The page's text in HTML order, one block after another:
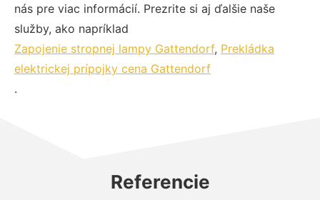
nás pre viac informácií. Prezrite si aj ďalšie naše
služby, ako napríklad
Zapojenie stropnej lampy Gattendorf, Prekládka
elektrickej prípojky cena Gattendorf
.
Referencie